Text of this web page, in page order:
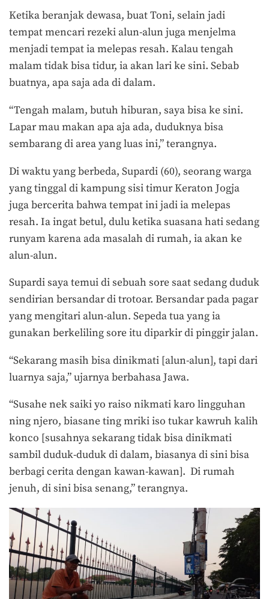
Ketika beranjak dewasa, buat Toni, selain jadi
tempat mencari rezeki alun-alun juga menjelma
menjadi tempat ia melepas resah. Kalau tengah
malam tidak bisa tidur, ia akan lari ke sini. Sebab
buatnya, apa saja ada di dalam.
“Tengah malam, butuh hiburan, saya bisa ke sini.
Lapar mau makan apa aja ada, duduknya bisa
sembarang di area yang luas ini,” terangnya.
Di waktu yang berbeda, Supardi (60), seorang warga
yang tinggal di kampung sisi timur Keraton Jogja
juga bercerita bahwa tempat ini jadi ia melepas
resah. Ia ingat betul, dulu ketika suasana hati sedang
runyam karena ada masalah di rumah, ia akan ke
alun-alun.
Supardi saya temui di sebuah sore saat sedang duduk
sendirian bersandar di trotoar. Bersandar pada pagar
yang mengitari alun-alun. Sepeda tua yang ia
gunakan berkeliling sore itu diparkir di pinggir jalan.
“Sekarang masih bisa dinikmati [alun-alun], tapi dari
luarnya saja,” ujarnya berbahasa Jawa.
“Susahe nek saiki yo raiso nikmati karo lingguhan
ning njero, biasane ting mriki iso tukar kawruh kalih
konco [susahnya sekarang tidak bisa dinikmati
sambil duduk-duduk di dalam, biasanya di sini bisa
berbagi cerita dengan kawan-kawan]. Di rumah
jenuh, di sini bisa senang,” terangnya.